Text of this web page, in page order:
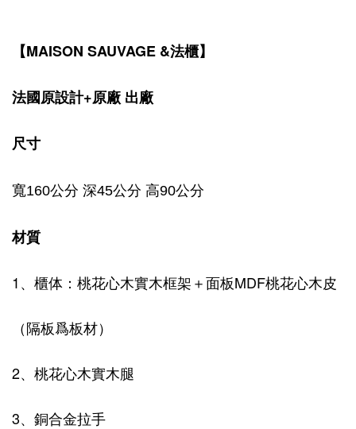
【MAISON SAUVAGE &法櫃】
法國原設計+原廠 出廠
尺寸
寬160公分 深45公分 高90公分
材質
1、櫃体：桃花心木實木框架＋面板MDF桃花心木皮
（隔板爲板材）
2、桃花心木實木腿
3、銅合金拉手